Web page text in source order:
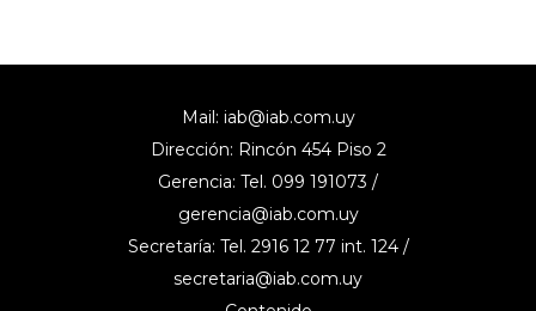
Mail: iab@iab.com.uy
Dirección: Rincón 454 Piso 2
Gerencia: Tel. 099 191073 /
gerencia@iab.com.uy
Secretaría: Tel. 2916 12 77 int. 124 /
secretaria@iab.com.uy